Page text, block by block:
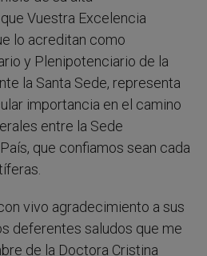
Vuestra Excelencia
lo acreditan como
y Plenipotenciario de la
la Santa Sede, representa
importancia en el camino
entre la Sede
que confiamos sean cada
vivo agradecimiento a sus
deferentes saludos que me
de la Doctora Cristina